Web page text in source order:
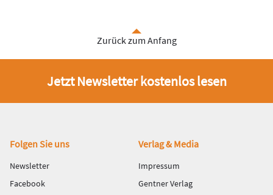
Zurück zum Anfang
Jetzt Newsletter kostenlos lesen
Fußbereich
Folgen Sie uns
Newsletter
Facebook
Verlag & Media
Impressum
Gentner Verlag